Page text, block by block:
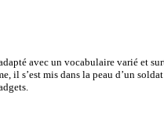
avec un vocabulaire varié et
il s’est mis dans la peau d’un